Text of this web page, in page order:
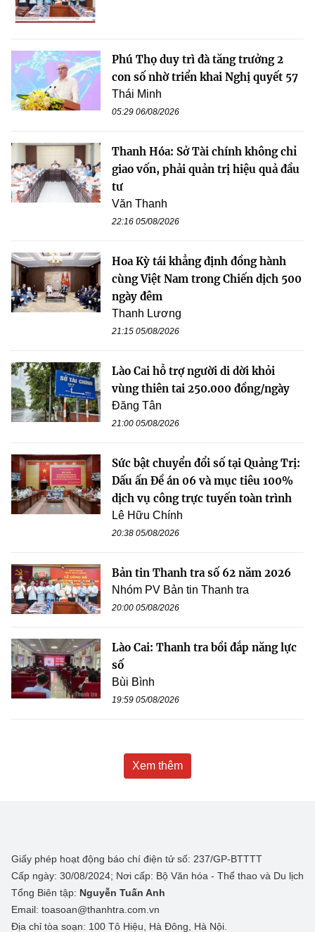
Phú Thọ duy trì đà tăng trưởng 2
con số nhờ triển khai Nghị quyết 57
Thái Minh
05:29 06/08/2026
Thanh Hóa: Sở Tài chính không chỉ
giao vốn, phải quản trị hiệu quả đầu
tư
Văn Thanh
22:16 05/08/2026
Hoa Kỳ tái khẳng định đồng hành
cùng Việt Nam trong Chiến dịch 500
ngày đêm
Thanh Lương
21:15 05/08/2026
Lào Cai hỗ trợ người di dời khỏi
vùng thiên tai 250.000 đồng/ngày
Đăng Tân
21:00 05/08/2026
Sức bật chuyển đổi số tại Quảng Trị:
Dấu ấn Đề án 06 và mục tiêu 100%
dịch vụ công trực tuyến toàn trình
Lê Hữu Chính
20:38 05/08/2026
Bản tin Thanh tra số 62 năm 2026
Nhóm PV Bản tin Thanh tra
20:00 05/08/2026
Lào Cai: Thanh tra bồi đắp năng lực
số
Bùi Bình
19:59 05/08/2026
Xem thêm
Giấy phép hoạt động báo chí điện tử số: 237/GP-BTTTT
Cấp ngày: 30/08/2024; Nơi cấp: Bộ Văn hóa - Thể thao và Du lịch
Tổng Biên tập: Nguyễn Tuấn Anh
Email: toasoan@thanhtra.com.vn
Địa chỉ tòa soạn: 100 Tô Hiệu, Hà Đông, Hà Nội.